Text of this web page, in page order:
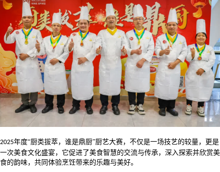
2025年度“厨类拔萃，谁是鼎厨”厨艺大赛，不仅是一场技艺的较量，更是
一次美食文化盛宴，它促进了美食智慧的交流与传承，深入探索并欣赏美
食的韵味，共同体验烹饪带来的乐趣与美好。